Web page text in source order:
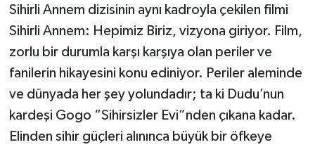
Sihirli Annem dizisinin aynı kadroyla çekilen filmi
Sihirli Annem: Hepimiz Biriz, vizyona giriyor. Film,
zorlu bir durumla karşı karşıya olan periler ve
fanilerin hikayesini konu ediniyor. Periler aleminde
ve dünyada her şey yolundadır; ta ki Dudu’nun
kardeşi Gogo “Sihirsizler Evi”nden çıkana kadar.
Elinden sihir güçleri alınınca büyük bir öfkeye